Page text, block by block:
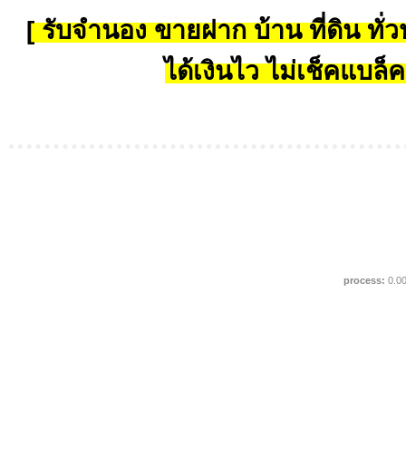
[ รับจำนอง ขายฝาก บ้าน ที่ดิน ทั่ว
ได้เงินไว ไม่เช็คแบล็
process: